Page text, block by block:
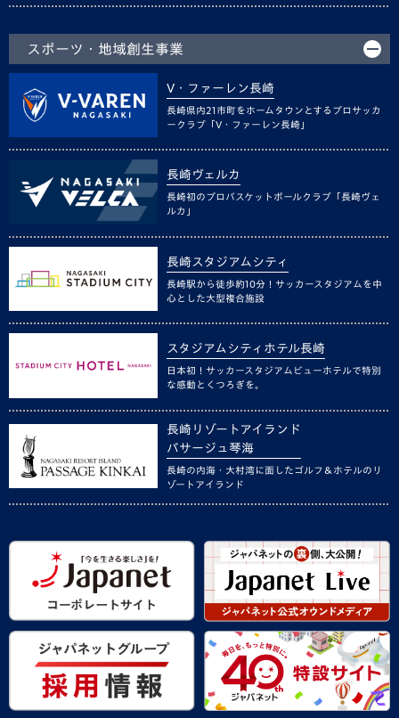
スポーツ・地域創生事業
V・ファーレン長崎
長崎県内21市町をホームタウンとするプロサッカ
ークラブ「V・ファーレン長崎」
長崎ヴェルカ
長崎初のプロバスケットボールクラブ「長崎ヴェ
ルカ」
長崎スタジアムシティ
長崎駅から徒歩約10分！サッカースタジアムを中
心とした大型複合施設
スタジアムシティホテル長崎
日本初！サッカースタジアムビューホテルで特別
な感動とくつろぎを。
長崎リゾートアイランド
パサージュ琴海
長崎の内海・大村湾に面したゴルフ＆ホテルのリ
ゾートアイランド